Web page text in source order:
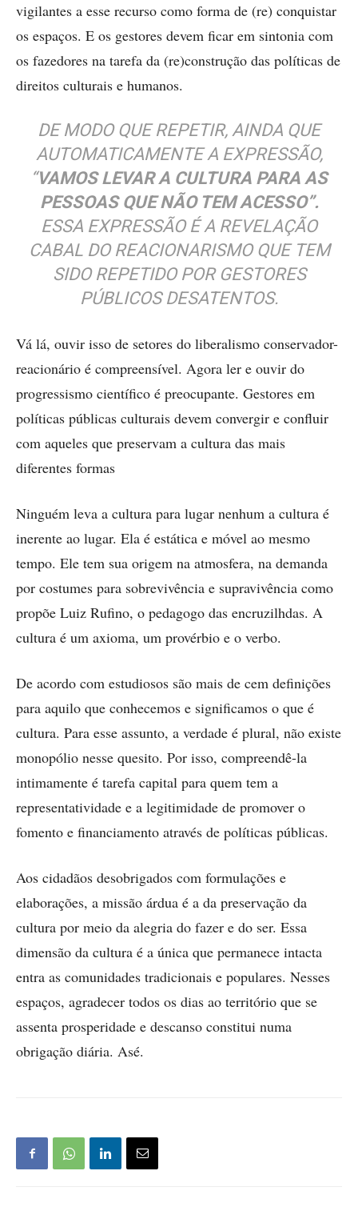
vigilantes a esse recurso como forma de (re) conquistar
os espaços. E os gestores devem ficar em sintonia com
os fazedores na tarefa da (re)construção das políticas de
direitos culturais e humanos.
DE MODO QUE REPETIR, AINDA QUE
AUTOMATICAMENTE A EXPRESSÃO,
“VAMOS LEVAR A CULTURA PARA AS
PESSOAS QUE NÃO TEM ACESSO”.
ESSA EXPRESSÃO É A REVELAÇÃO
CABAL DO REACIONARISMO QUE TEM
SIDO REPETIDO POR GESTORES
PÚBLICOS DESATENTOS.
Vá lá, ouvir isso de setores do liberalismo conservador-
reacionário é compreensível. Agora ler e ouvir do
progressismo científico é preocupante. Gestores em
políticas públicas culturais devem convergir e confluir
com aqueles que preservam a cultura das mais
diferentes formas
Ninguém leva a cultura para lugar nenhum a cultura é
inerente ao lugar. Ela é estática e móvel ao mesmo
tempo. Ele tem sua origem na atmosfera, na demanda
por costumes para sobrevivência e supravivência como
propõe Luiz Rufino, o pedagogo das encruzilhdas. A
cultura é um axioma, um provérbio e o verbo.
De acordo com estudiosos são mais de cem definições
para aquilo que conhecemos e significamos o que é
cultura. Para esse assunto, a verdade é plural, não existe
monopólio nesse quesito. Por isso, compreendê-la
intimamente é tarefa capital para quem tem a
representatividade e a legitimidade de promover o
fomento e financiamento através de políticas públicas.
Aos cidadãos desobrigados com formulações e
elaborações, a missão árdua é a da preservação da
cultura por meio da alegria do fazer e do ser. Essa
dimensão da cultura é a única que permanece intacta
entra as comunidades tradicionais e populares. Nesses
espaços, agradecer todos os dias ao território que se
assenta prosperidade e descanso constitui numa
obrigação diária. Asé.